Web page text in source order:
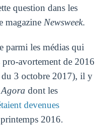
question dans les
magazine Newsweek.
parmi les médias qui
pro-avortement de 2016
du 3 octobre 2017), il y
Agora dont les
devenues
2016.